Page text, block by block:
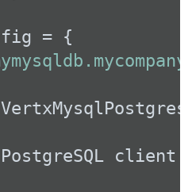
= {
client: